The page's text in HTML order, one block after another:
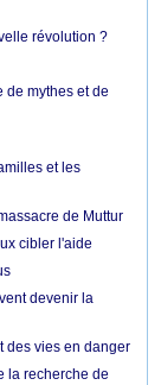
révolution ?
de mythes et de
et les
de Muttur
cibler l'aide
devenir la
des vies en danger
la recherche de